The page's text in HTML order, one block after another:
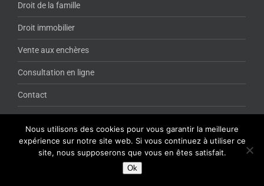
Droit de la famille
Droit immobilier
Vente aux enchères
Consultation en ligne
Contact
DONNEZ VOTRE AVIS
Nous utilisons des cookies pour vous garantir la meilleure
expérience sur notre site web. Si vous continuez à utiliser ce
site, nous supposerons que vous en êtes satisfait.
Ok